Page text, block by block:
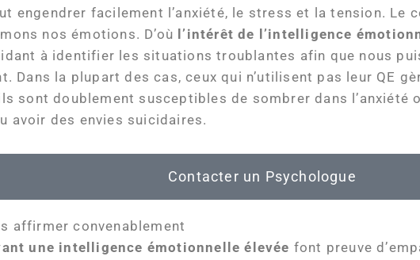
engendrer facilement l’anxiété, le stress et la tension. Le
nos émotions. D’où l’intérêt de l’intelligence
à identifier les situations troublantes afin que nous
Dans la plupart des cas, ceux qui n’utilisent pas leur QE
sont doublement susceptibles de sombrer dans l’anxiété
avoir des envies suicidaires.
Contacter un Psychologue
affirmer convenablement
une intelligence émotionnelle élevée font preuve